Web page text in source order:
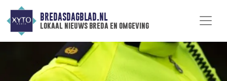
BREDASDAGBLAD.NL
lokaal nieuws breda en omgeving